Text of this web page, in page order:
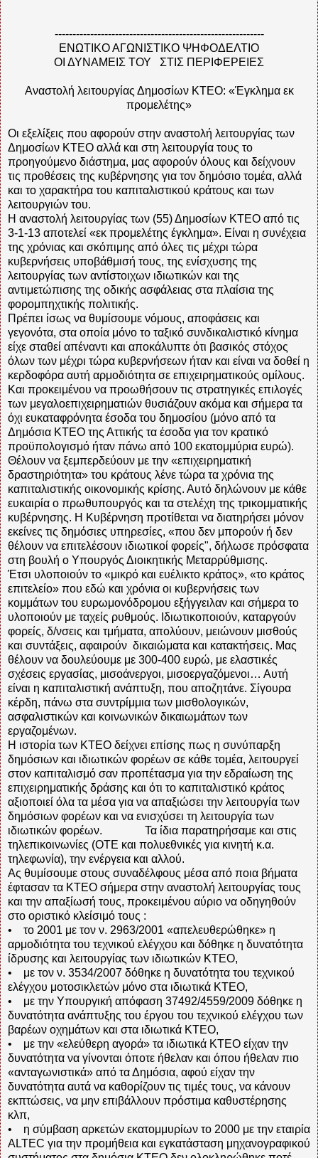
-----------------------------------------------------------
ΕΝΩΤΙΚΟ ΑΓΩΝΙΣΤΙΚΟ ΨΗΦΟΔΕΛΤΙΟ
ΟΙ ΔΥΝΑΜΕΙΣ ΤΟΥ ΣΤΙΣ ΠΕΡΙΦΕΡΕΙΕΣ
Αναστολή λειτουργίας Δημοσίων ΚΤΕΟ: «Έγκλημα εκ
προμελέτης»
Οι εξελίξεις που αφορούν στην αναστολή λειτουργίας των
Δημοσίων ΚΤΕΟ αλλά και στη λειτουργία τους το
προηγούμενο διάστημα, μας αφορούν όλους και δείχνουν
τις προθέσεις της κυβέρνησης για τον δημόσιο τομέα, αλλά
και το χαρακτήρα του καπιταλιστικού κράτους και των
λειτουργιών του.
Η αναστολή λειτουργίας των (55) Δημοσίων ΚΤΕΟ από τις
3-1-13 αποτελεί «εκ προμελέτης έγκλημα». Είναι η συνέχεια
της χρόνιας και σκόπιμης από όλες τις μέχρι τώρα
κυβερνήσεις υποβάθμισή τους, της ενίσχυσης της
λειτουργίας των αντίστοιχων ιδιωτικών και της
αντιμετώπισης της οδικής ασφάλειας στα πλαίσια της
φορομπηχτικής πολιτικής.
Πρέπει ίσως να θυμίσουμε νόμους, αποφάσεις και
γεγονότα, στα οποία μόνο το ταξικό συνδικαλιστικό κίνημα
είχε σταθεί απέναντι και αποκάλυπτε ότι βασικός στόχος
όλων των μέχρι τώρα κυβερνήσεων ήταν και είναι να δοθεί η
κερδοφόρα αυτή αρμοδιότητα σε επιχειρηματικούς ομίλους.
Και προκειμένου να προωθήσουν τις στρατηγικές επιλογές
των μεγαλοεπιχειρηματιών θυσιάζουν ακόμα και σήμερα τα
όχι ευκαταφρόνητα έσοδα του δημοσίου (μόνο από τα
Δημόσια ΚΤΕΟ της Αττικής τα έσοδα για τον κρατικό
προϋπολογισμό ήταν πάνω από 100 εκατομμύρια ευρώ).
Θέλουν να ξεμπερδεύουν με την «επιχειρηματική
δραστηριότητα» του κράτους λένε τώρα τα χρόνια της
καπιταλιστικής οικονομικής κρίσης. Αυτό δηλώνουν με κάθε
ευκαιρία ο πρωθυπουργός και τα στελέχη της τρικομματικής
κυβέρνησης. Η Κυβέρνηση προτίθεται να διατηρήσει μόνον
εκείνες τις δημόσιες υπηρεσίες, «που δεν μπορούν ή δεν
θέλουν να επιτελέσουν ιδιωτικοί φορείς", δήλωσε πρόσφατα
στη βουλή ο Υπουργός Διοικητικής Μεταρρύθμισης.
Έτσι υλοποιούν το «μικρό και ευέλικτο κράτος», «το κράτος
επιτελείο» που εδώ και χρόνια οι κυβερνήσεις των
κομμάτων του ευρωμονόδρομου εξήγγειλαν και σήμερα το
υλοποιούν με ταχείς ρυθμούς. Ιδιωτικοποιούν, καταργούν
φορείς, δ/νσεις και τμήματα, απολύουν, μειώνουν μισθούς
και συντάξεις, αφαιρούν δικαιώματα και κατακτήσεις. Μας
θέλουν να δουλεύουμε με 300-400 ευρώ, με ελαστικές
σχέσεις εργασίας, μισοάνεργοι, μισοεργαζόμενοι… Αυτή
είναι η καπιταλιστική ανάπτυξη, που αποζητάνε. Σίγουρα
κέρδη, πάνω στα συντρίμμια των μισθολογικών,
ασφαλιστικών και κοινωνικών δικαιωμάτων των
εργαζομένων.
Η ιστορία των ΚΤΕΟ δείχνει επίσης πως η συνύπαρξη
δημόσιων και ιδιωτικών φορέων σε κάθε τομέα, λειτουργεί
στον καπιταλισμό σαν προπέτασμα για την εδραίωση της
επιχειρηματικής δράσης και ότι το καπιταλιστικό κράτος
αξιοποιεί όλα τα μέσα για να απαξιώσει την λειτουργία των
δημόσιων φορέων και να ενισχύσει τη λειτουργία των
ιδιωτικών φορέων. Τα ίδια παρατηρήσαμε και στις
τηλεπικοινωνίες (ΟΤΕ και πολυεθνικές για κινητή κ.α.
τηλεφωνία), την ενέργεια και αλλού.
Ας θυμίσουμε στους συναδέλφους μέσα από ποια βήματα
έφτασαν τα ΚΤΕΟ σήμερα στην αναστολή λειτουργίας τους
και την απαξίωσή τους, προκειμένου αύριο να οδηγηθούν
στο οριστικό κλείσιμό τους :
• το 2001 με τον ν. 2963/2001 «απελευθερώθηκε» η
αρμοδιότητα του τεχνικού ελέγχου και δόθηκε η δυνατότητα
ίδρυσης και λειτουργίας των ιδιωτικών ΚΤΕΟ,
• με τον ν. 3534/2007 δόθηκε η δυνατότητα του τεχνικού
ελέγχου μοτοσικλετών μόνο στα ιδιωτικά ΚΤΕΟ,
• με την Υπουργική απόφαση 37492/4559/2009 δόθηκε η
δυνατότητα ανάπτυξης του έργου του τεχνικού ελέγχου των
βαρέων οχημάτων και στα ιδιωτικά ΚΤΕΟ,
• με την «ελεύθερη αγορά» τα ιδιωτικά ΚΤΕΟ είχαν την
δυνατότητα να γίνονται όποτε ήθελαν και όπου ήθελαν πιο
«ανταγωνιστικά» από τα Δημόσια, αφού είχαν την
δυνατότητα αυτά να καθορίζουν τις τιμές τους, να κάνουν
εκπτώσεις, να μην επιβάλλουν πρόστιμα καθυστέρησης
κλπ,
• η σύμβαση αρκετών εκατομμυρίων το 2000 με την εταιρία
ALTEC για την προμήθεια και εγκατάσταση μηχανογραφικού